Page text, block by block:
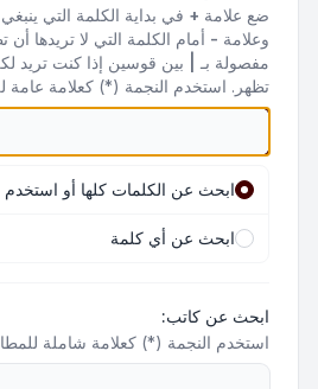
ضع علامة + في بداية الكلمة التي
وعلامة - أمام الكلمة التي لا تريدها
مفصولة بـ
بين قوسين إذا كنت تريد
تظهر. استخدم النجمة (*) كعلامة عامة
ابحث عن الكلمات كلها أو
ابحث عن أي كلمة
ابحث عن كاتب:
استخدم النجمة (*) كعلامة شاملة